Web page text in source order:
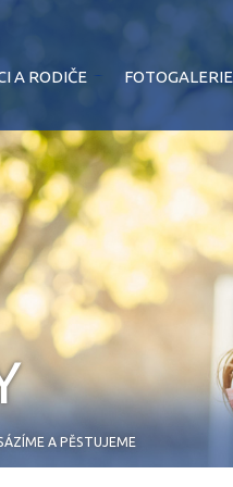
A RODIČE FOTOGALERIE
A PĚSTUJEME